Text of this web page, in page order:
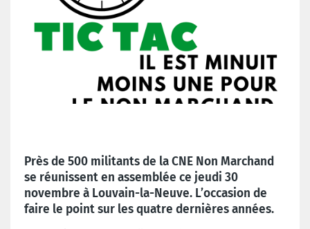
Près de 500 militants de la CNE Non Marchand
se réunissent en assemblée ce jeudi 30
novembre à Louvain-la-Neuve. L’occasion de
faire le point sur les quatre dernières années.